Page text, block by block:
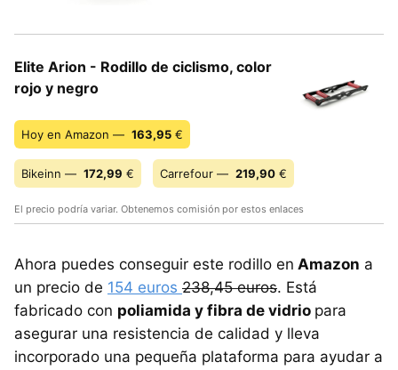
Elite Arion - Rodillo de ciclismo, color
rojo y negro
Hoy en Amazon — 163,95 €
Bikeinn — 172,99 € Carrefour — 219,90 €
El precio podría variar. Obtenemos comisión por estos enlaces
Ahora puedes conseguir este rodillo en Amazon a
un precio de 154 euros 238,45 euros. Está
fabricado con poliamida y fibra de vidrio para
asegurar una resistencia de calidad y lleva
incorporado una pequeña plataforma para ayudar a